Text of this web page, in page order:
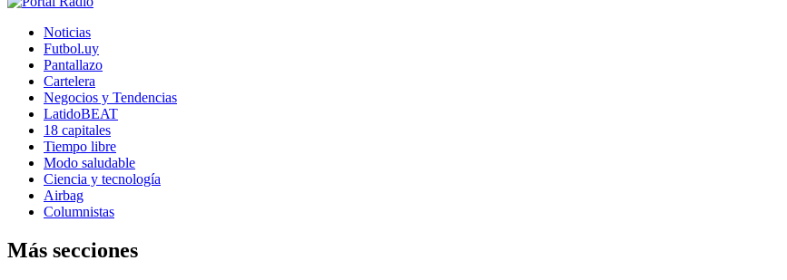
Noticias
Futbol.uy
Pantallazo
Cartelera
Negocios y Tendencias
LatidoBEAT
18 capitales
Tiempo libre
Modo saludable
Ciencia y tecnología
Airbag
Columnistas
Más secciones